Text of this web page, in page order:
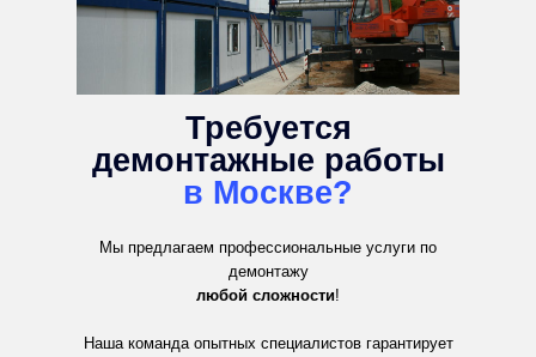
Требуется
демонтажные работы
в Москве?
Мы предлагаем профессиональные услуги по
демонтажу
любой сложности!
Наша команда опытных специалистов гарантирует